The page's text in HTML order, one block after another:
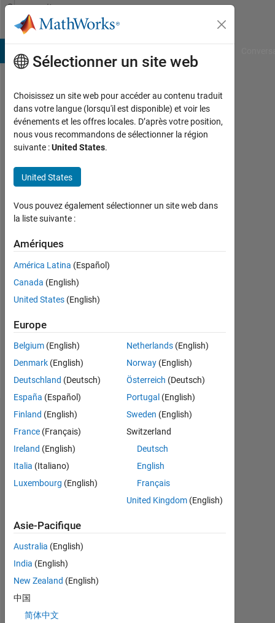
Passer au contenu
Community
Profile
Vidhi
Agarwal
Last
environ
un an il
|
depuis
2023
Followers:
0
Follow
Tableau de bord
Statistiques
MATLAB Answers
CONTRIBUTIONS 10
10
20
15
5
06/23
10/23
02/24
10/24
02/25
10/25
02/26
11/23
04/24
09/24
07/25
05/26
Sélectionner un site web
Choisissez un site web pour accéder au contenu traduit
dans votre langue (lorsqu'il est disponible) et voir les
événements et les offres locales. D’après votre position,
nous vous recommandons de sélectionner la région
suivante :United States.
United States
Vous pouvez également sélectionner un site web dans
la liste suivante :
Amériques
América Latina (Español)
Canada (English)
United States (English)
Europe
Belgium (English)
Denmark (English)
Deutschland (Deutsch)
España (Español)
Finland (English)
France (Français)
Ireland (English)
Italia (Italiano)
Luxembourg (English)
Netherlands(English)
Norway(English)
Österreich (Deutsch)
Portugal (English)
Sweden (English)
Switzerland
Deutsch
English
Français
United Kingdom(English)
Asie-Pacifique
Australia (English)
India (English)
New Zealand (English)
中国
简体中文